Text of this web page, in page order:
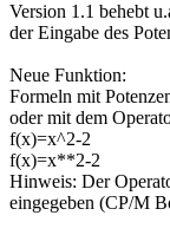
Version 1.1 behebt
der Eingabe des
Neue Funktion:
Formeln mit
oder mit dem
f(x)=x^2-2
f(x)=x**2-2
Hinweis: Der
eingegeben (CP/M